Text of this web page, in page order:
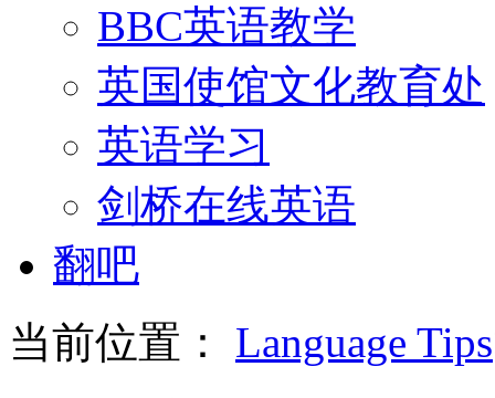
BBC英语教学
英国使馆文化教育处
英语学习
剑桥在线英语
翻吧
当前位置： Language Tips